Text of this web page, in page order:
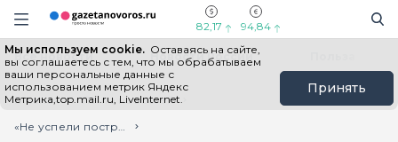
Информационный портал "ГазетаНоворос.ру"
Навигация сайта
82,17 94,84
Мы используем cookie. Оставаясь на сайте,
вы соглашаетесь с тем, что мы обрабатываем
ваши персональные данные с
использованием метрик Яндекс
Метрика,top.mail.ru, LiveInternet.
Принять
Все новости Новости России
Главная
Лента новостей
«Не успели построить, а уже стены рушатся!» Школа, которую возводят в Южном районе, стала жертвой урагана